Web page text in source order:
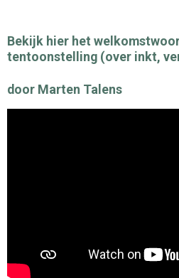
Bekijk hier het
tentoonstelling (over inkt,
door Marten Talens